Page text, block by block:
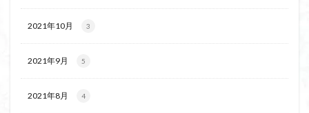
2021年10月 3
2021年9月 5
2021年8月 4